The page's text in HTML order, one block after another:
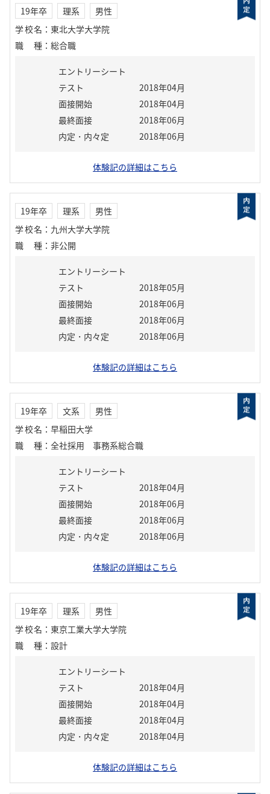
19年卒 理系
男性
学校名 ： 東北大学大学院
職種 ： 総合職
エントリーシート
テスト
2018年04月
面接開始
2018年04月
最終面接
2018年06月
内定・内々定
2018年06月
体験記の詳細はこちら
19年卒 理系
男性
学校名 ： 九州大学大学院
職種 ： 非公開
エントリーシート
テスト
2018年05月
面接開始
2018年06月
最終面接
2018年06月
内定・内々定
2018年06月
体験記の詳細はこちら
19年卒 文系
男性
学校名 ： 早稲田大学
職種 ： 全社採用 事務系総合職
エントリーシート
テスト
2018年04月
面接開始
2018年06月
最終面接
2018年06月
内定・内々定
2018年06月
体験記の詳細はこちら
19年卒 理系
男性
学校名 ： 東京工業大学大学院
職種 ： 設計
エントリーシート
テスト
2018年04月
面接開始
2018年04月
最終面接
2018年04月
内定・内々定
2018年04月
体験記の詳細はこちら